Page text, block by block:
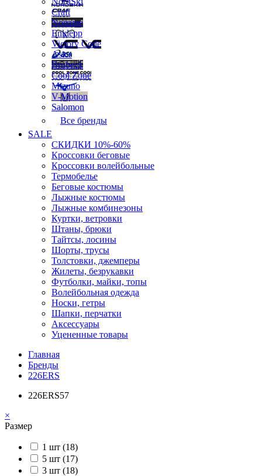
Craft
Noname
Enklepp
Victory Code
Asics
Brubeck
Cool Zone
Mizuno
V-Motion
Salomon
Все бренды
SALE
СКИДКИ 10%-60%
Кроссовки беговые
Кроссовки волейбольные
Термобелье
Беговые костюмы
Лыжные костюмы
Лыжные комбинезоны
Куртки, ветровки
Штаны, брюки
Тайтсы, лосины
Шорты, трусы
Толстовки, джемперы
Жилеты, безрукавки
Футболки, майки, топы
Волейбольная одежда
Носки, гетры
Шапки, перчатки
Аксессуары
Уцененные товары
Главная
Бренды
226ERS
226ERS57
×
Размер
1 шт (18)
5 шт (17)
3 шт (18)